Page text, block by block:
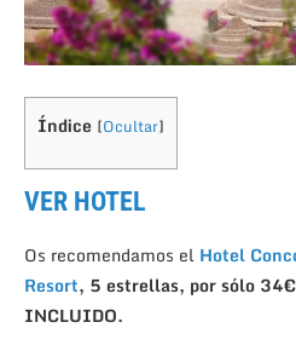
Índice [Ocultar]
VER HOTEL
Os recomendamos el Hotel
Resort, 5 estrellas, por sólo
INCLUIDO.